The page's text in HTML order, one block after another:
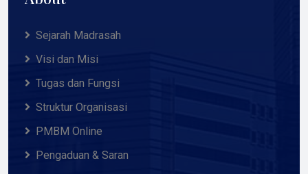
Sejarah Madrasah
Visi dan Misi
Tugas dan Fungsi
Struktur Organisasi
PMBM Online
Pengaduan & Saran